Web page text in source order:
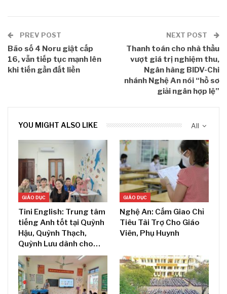
PREV POST
Bão số 4 Noru giật cấp
16, vẫn tiếp tục mạnh lên
khi tiến gần đất liền
NEXT POST
Thanh toán cho nhà thầu
vượt giá trị nghiệm thu,
Ngân hàng BIDV-Chi
nhánh Nghệ An nói “hồ sơ
giải ngân hợp lệ”
All
YOU MIGHT ALSO LIKE
GIÁO DỤC
Tini English: Trung tâm
tiếng Anh tốt tại Quỳnh
Hậu, Quỳnh Thạch,
Quỳnh Lưu dành cho…
GIÁO DỤC
Nghệ An: Cấm Giao Chỉ
Tiêu Tài Trợ Cho Giáo
Viên, Phụ Huynh